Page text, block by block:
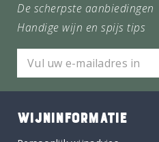
De scherpste aanbiedingen
Handige wijn en spijs tips
WIJNINFORMATIE